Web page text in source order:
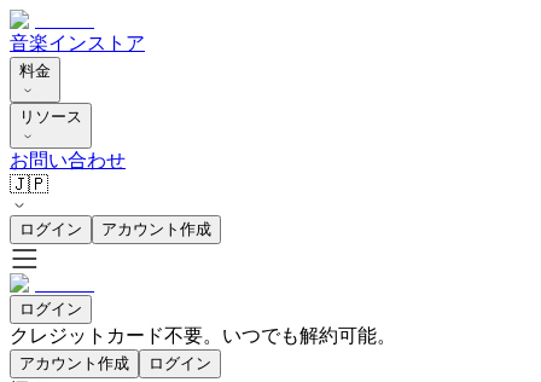
音楽インストア
料金
リソース
お問い合わせ
🇯🇵
ログイン アカウント作成
ログイン
クレジットカード不要。いつでも解約可能。
アカウント作成 ログイン